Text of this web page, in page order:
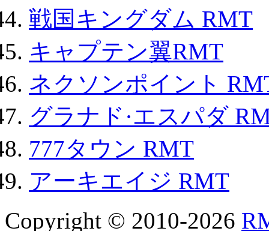
戦国キングダム RMT
キャプテン翼RMT
ネクソンポイント
グラナド·エスパダ
777タウン RMT
アーキエイジ RMT
Copyright © 2010-2026